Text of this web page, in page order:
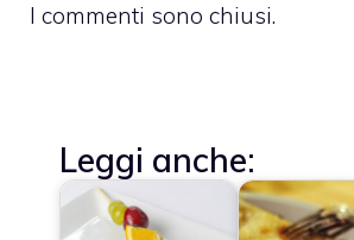
I commenti sono chiusi.
Leggi anche: